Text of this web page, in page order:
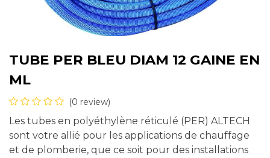
TUBE PER BLEU DIAM 12 GAINE EN
ML
(0 review)
Les tubes en polyéthylène réticulé (PER) ALTECH
sont votre allié pour les applications de chauffage
et de plomberie, que ce soit pour des installations